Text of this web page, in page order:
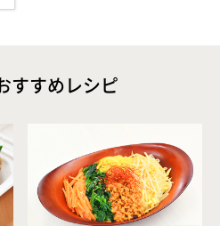
すすめレシピ